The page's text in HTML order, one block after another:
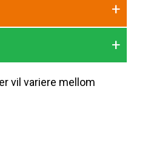
+
+
vil variere mellom